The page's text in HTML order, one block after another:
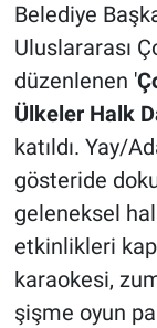
Belediye
Uluslararası
düzenlenen '
Ülkeler Halk
katıldı. Yay/
gösteride
geleneksel
etkinlikleri
karaokesi,
şişme oyun